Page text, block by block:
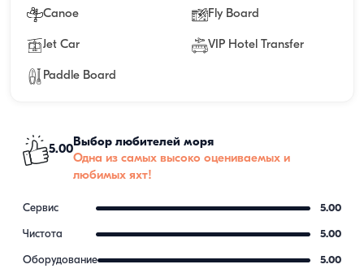
Canoe Fly Board
Jet Car VIP Hotel Transfer
Paddle Board
5.00
Выбор любителей моря
Одна из самых высоко оцениваемых и
любимых яхт!
Сервис 5.00
Чистота 5.00
Оборудование 5.00